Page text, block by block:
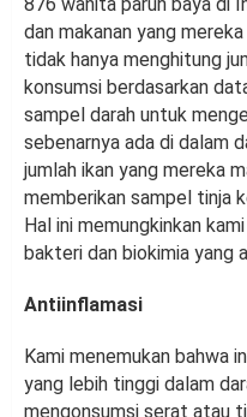
dan makanan yang
tidak hanya menghitung
konsumsi berdasarkan
sampel darah untuk
sebenarnya ada di dalam
jumlah ikan yang mereka
memberikan sampel tinja
Hal ini memungkinkan
bakteri dan biokimia yang
Antiinflamasi
Kami menemukan bahwa
yang lebih tinggi dalam
mengonsumsi serat atau